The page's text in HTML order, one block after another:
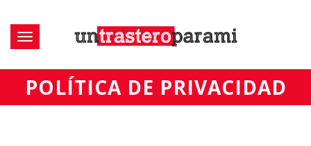
Toggle
POLÍTICA DE PRIVACIDAD